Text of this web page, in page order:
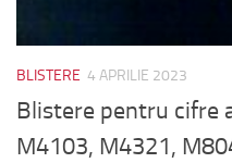
BLISTERE 4 APRILIE 2023
Blistere pentru cifre
M4103, M4321,